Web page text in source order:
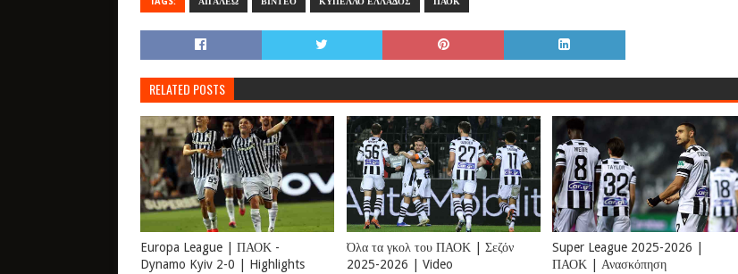
RELATED POSTS
Europa League | ΠΑΟΚ -
Dynamo Kyiv 2-0 | Highlights
Όλα τα γκολ του ΠΑΟΚ | Σεζόν
2025-2026 | Video
Super League 2025-2026 |
ΠΑΟΚ | Ανασκόπηση